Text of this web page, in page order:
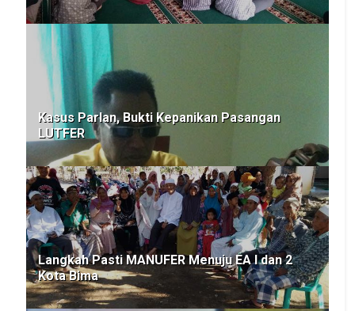
Kasus Parlan, Bukti Kepanikan Pasangan
LUTFER
Langkah Pasti MANUFER Menuju EA I dan 2
Kota Bima